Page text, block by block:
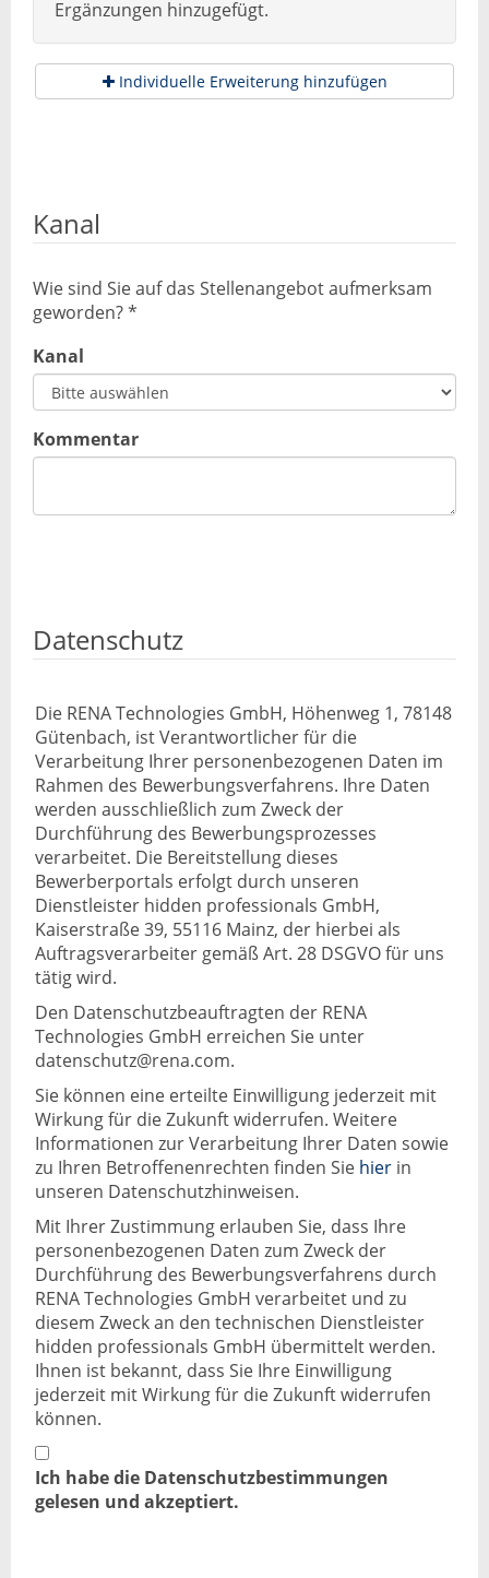
Ergänzungen hinzugefügt.
Individuelle Erweiterung hinzufügen
Kanal
Wie sind Sie auf das Stellenangebot aufmerksam
geworden? *
Kanal
Kommentar
Datenschutz
Die RENA Technologies GmbH, Höhenweg 1, 78148
Gütenbach, ist Verantwortlicher für die
Verarbeitung Ihrer personenbezogenen Daten im
Rahmen des Bewerbungsverfahrens. Ihre Daten
werden ausschließlich zum Zweck der
Durchführung des Bewerbungsprozesses
verarbeitet. Die Bereitstellung dieses
Bewerberportals erfolgt durch unseren
Dienstleister hidden professionals GmbH,
Kaiserstraße 39, 55116 Mainz, der hierbei als
Auftragsverarbeiter gemäß Art. 28 DSGVO für uns
tätig wird.
Den Datenschutzbeauftragten der RENA
Technologies GmbH erreichen Sie unter
datenschutz@rena.com.
Sie können eine erteilte Einwilligung jederzeit mit
Wirkung für die Zukunft widerrufen. Weitere
Informationen zur Verarbeitung Ihrer Daten sowie
zu Ihren Betroffenenrechten finden Sie hier in
unseren Datenschutzhinweisen.
Mit Ihrer Zustimmung erlauben Sie, dass Ihre
personenbezogenen Daten zum Zweck der
Durchführung des Bewerbungsverfahrens durch
RENA Technologies GmbH verarbeitet und zu
diesem Zweck an den technischen Dienstleister
hidden professionals GmbH übermittelt werden.
Ihnen ist bekannt, dass Sie Ihre Einwilligung
jederzeit mit Wirkung für die Zukunft widerrufen
können.
Ich habe die Datenschutzbestimmungen
gelesen und akzeptiert.